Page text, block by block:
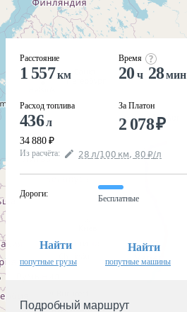
Расстояние
1 557км
Расход топлива
436л
34 880 ₽
Время
20 ч 28мин
За Платон
2 078₽
Из расчёта: 28 л/100 км, 80 ₽/л
Дороги:
Бесплатные
Найти
попутные грузы
Найти
попутные машины
Подробный маршрут